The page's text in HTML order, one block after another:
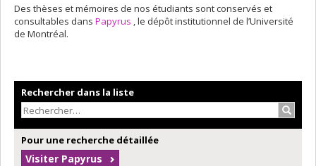
Des thèses et mémoires de nos étudiants sont conservés et
consultables dans Papyrus , le dépôt institutionnel de l’Université
de Montréal.
Rechercher dans la liste
Pour une recherche détaillée
Visiter Papyrus